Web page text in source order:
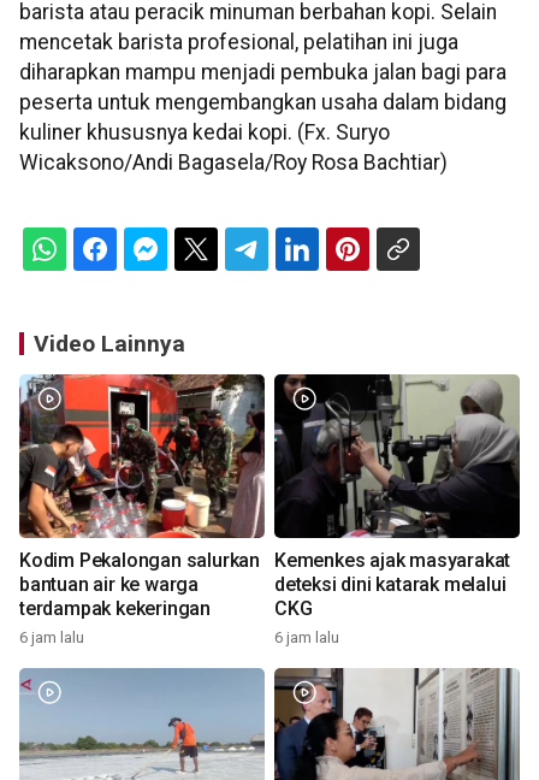
barista atau peracik minuman berbahan kopi. Selain
mencetak barista profesional, pelatihan ini juga
diharapkan mampu menjadi pembuka jalan bagi para
peserta untuk mengembangkan usaha dalam bidang
kuliner khususnya kedai kopi. (Fx. Suryo
Wicaksono/Andi Bagasela/Roy Rosa Bachtiar)
Video Lainnya
Kodim Pekalongan salurkan
bantuan air ke warga
terdampak kekeringan
6 jam lalu
Kemenkes ajak masyarakat
deteksi dini katarak melalui
CKG
6 jam lalu